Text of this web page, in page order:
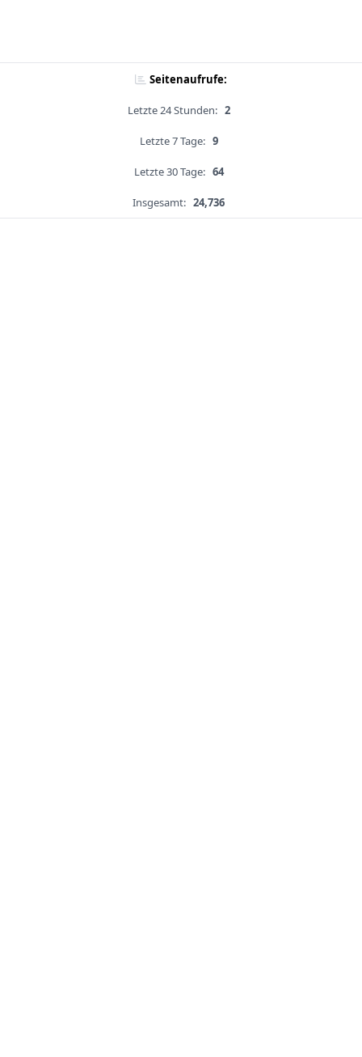
Seitenaufrufe:
Letzte 24 Stunden: 2
Letzte 7 Tage: 9
Letzte 30 Tage: 64
Insgesamt: 24,736